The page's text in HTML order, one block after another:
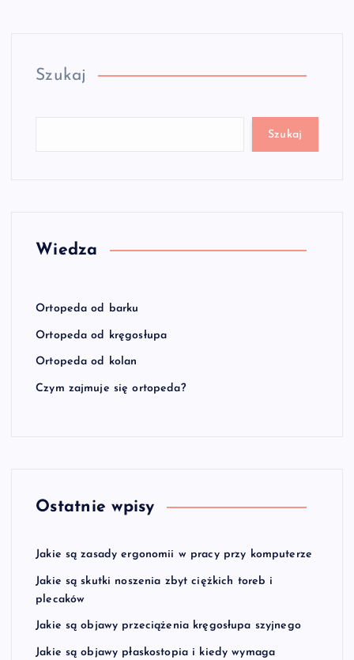
Szukaj
Szukaj
Wiedza
Ortopeda od barku
Ortopeda od kręgosłupa
Ortopeda od kolan
Czym zajmuje się ortopeda?
Ostatnie wpisy
Jakie są zasady ergonomii w pracy przy komputerze
Jakie są skutki noszenia zbyt ciężkich toreb i
plecaków
Jakie są objawy przeciążenia kręgosłupa szyjnego
Jakie są objawy płaskostopia i kiedy wymaga